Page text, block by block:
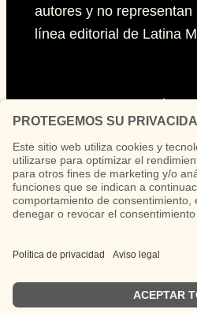
autores y no
línea editorial de Latina
Políticas de
Políticas de